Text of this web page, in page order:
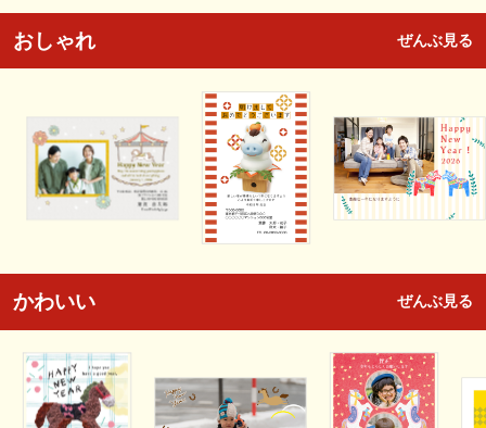
おしゃれ ぜんぶ見る
かわいい ぜんぶ見る